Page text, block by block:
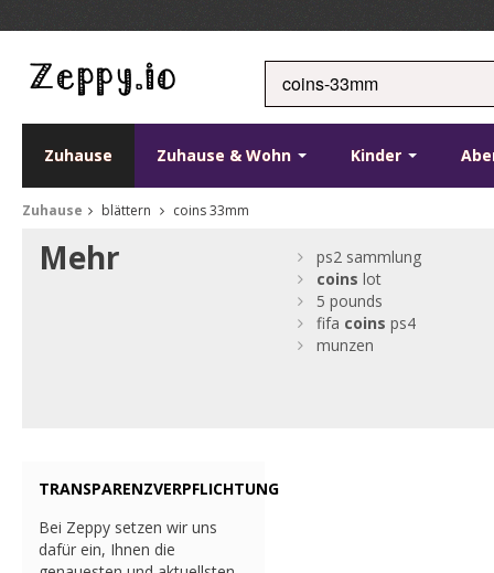
Zuhause Zuhause & Wohn Kinder
Zuhause blättern coins 33mm
Mehr
ps2 sammlung
coins lot
5 pounds
fifa coins ps4
munzen
TRANSPARENZVERPFLICHTUNG
Bei Zeppy setzen wir uns
dafür ein, Ihnen die